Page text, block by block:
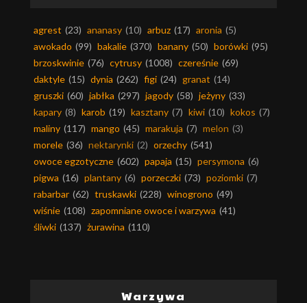
agrest (23) ananasy (10) arbuz (17) aronia (5)
awokado (99) bakalie (370) banany (50) borówki (95)
brzoskwinie (76) cytrusy (1008) czereśnie (69)
daktyle (15) dynia (262) figi (24) granat (14)
gruszki (60) jabłka (297) jagody (58) jeżyny (33)
kapary (8) karob (19) kasztany (7) kiwi (10) kokos (7)
maliny (117) mango (45) marakuja (7) melon (3)
morele (36) nektarynki (2) orzechy (541)
owoce egzotyczne (602) papaja (15) persymona (6)
pigwa (16) plantany (6) porzeczki (73) poziomki (7)
rabarbar (62) truskawki (228) winogrono (49)
wiśnie (108) zapomniane owoce i warzywa (41)
śliwki (137) żurawina (110)
Warzywa